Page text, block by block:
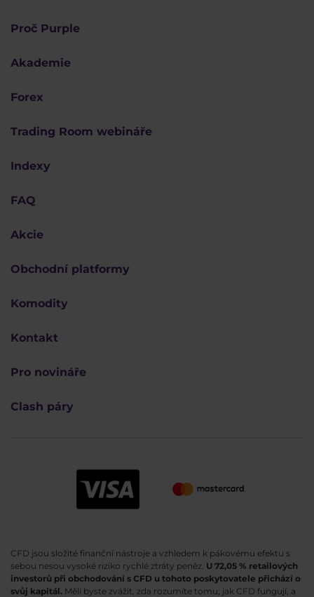
Proč Purple
Akademie
Forex
Trading Room webináře
Indexy
FAQ
Akcie
Obchodní platformy
Komodity
Kontakt
Pro novináře
Clash páry
CFD jsou složité finanční nástroje a vzhledem k pákovému efektu s
sebou nesou vysoké riziko rychlé ztráty peněz. U 72,05 % retailových
investorů při obchodování s CFD u tohoto poskytovatele přichází o
svůj kapitál. Měli byste zvážit, zda rozumíte tomu, jak CFD fungují, a